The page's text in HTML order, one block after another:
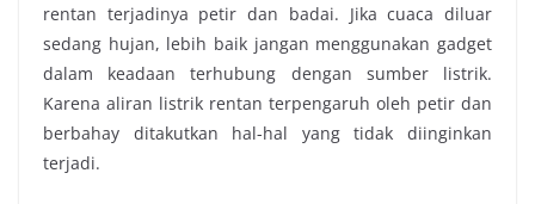
rentan terjadinya petir dan badai. Jika cuaca diluar
sedang hujan, lebih baik jangan menggunakan gadget
dalam keadaan terhubung dengan sumber listrik.
Karena aliran listrik rentan terpengaruh oleh petir dan
berbahay ditakutkan hal-hal yang tidak diinginkan
terjadi.